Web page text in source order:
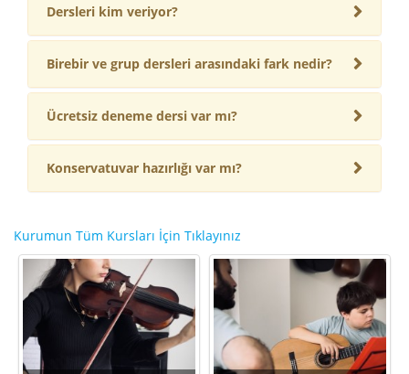
Dersleri kim veriyor?
Birebir ve grup dersleri arasındaki fark nedir?
Ücretsiz deneme dersi var mı?
Konservatuvar hazırlığı var mı?
Kurumun Tüm Kursları İçin Tıklayınız